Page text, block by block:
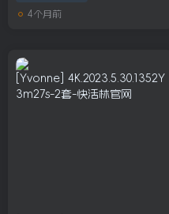
4个月前